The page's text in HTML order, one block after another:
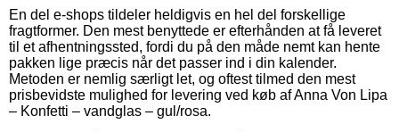
En del e-shops tildeler heldigvis en hel del forskellige
fragtformer. Den mest benyttede er efterhånden at få leveret
til et afhentningssted, fordi du på den måde nemt kan hente
pakken lige præcis når det passer ind i din kalender.
Metoden er nemlig særligt let, og oftest tilmed den mest
prisbevidste mulighed for levering ved køb af Anna Von Lipa
– Konfetti – vandglas – gul/rosa.